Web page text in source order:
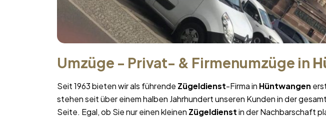
Umzüge - Privat- & Firmenumzüge in
Seit 1963 bieten wir als führende Zügeldienst-Firma in Hüntwangen
stehen seit über einem halben Jahrhundert unseren Kunden in der
Seite. Egal, ob Sie nur einen kleinen Zügeldienstin der Nachbarschaft